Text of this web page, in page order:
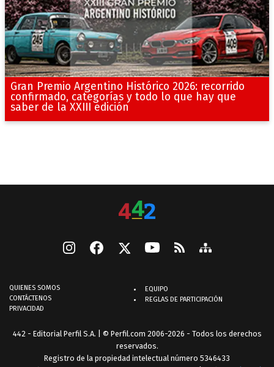
Gran Premio Argentino Histórico 2026: recorrido
confirmado, categorías y todo lo que hay que
saber de la XXIII edición
QUIENES SOMOS
CONTÁCTENOS
PRIVACIDAD
EQUIPO
REGLAS DE PARTICIPACIÓN
442 - Editorial Perfil S.A. | © Perfil.com 2006-2026 - Todos los derechos
reservados.
Registro de la propiedad intelectual número 5346433